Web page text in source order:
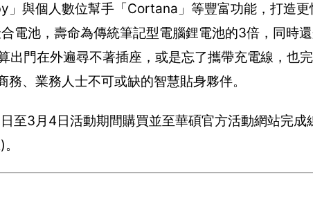
與個人數位幫手「Cortana」等豐富功能，打造更
電池，壽命為傳統筆記型電腦鋰電池的3倍，同時
出門在外遍尋不著插座，或是忘了攜帶充電線，也
、業務人士不可或缺的智慧貼身夥伴。
3月4日活動期間購買並至華碩官方活動網站完成